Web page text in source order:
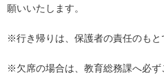
願いいたします。
※行き帰りは、保護者の責任のもと
※欠席の場合は、教育総務課へ必ず